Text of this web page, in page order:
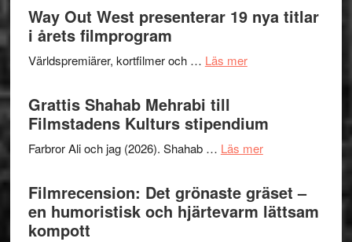
trailern
för
X-
I
Want
to
Believe
Vrach
Frankenshtey
Way Out West presenterar 19 nya titlar
i årets filmprogram
Världspremiärer, kortfilmer och … Läs merom
presenterar
19
titlar
i
Grattis Shahab Mehrabi till
Filmstadens Kulturs stipendium
Farbror Ali och jag (2026). Shahab … Läs merom
Shahab
Mehrabi
till
Filmrecension: Det grönaste gräset –
en humoristisk och hjärtevarm lättsam
kompott